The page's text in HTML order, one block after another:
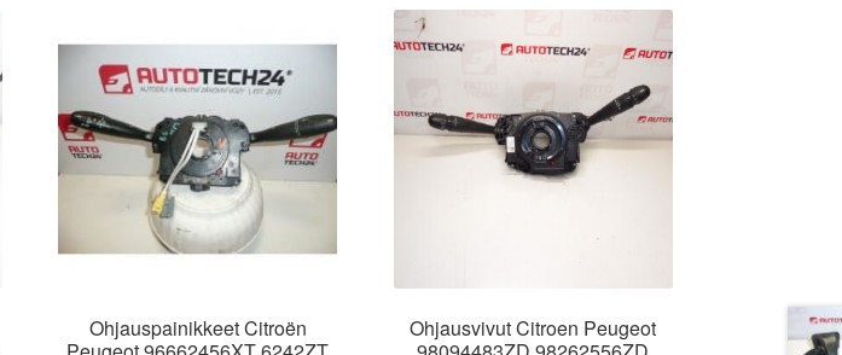
Ohjauspainikkeet Citroën
Ohjausvivut Citroen Peugeot